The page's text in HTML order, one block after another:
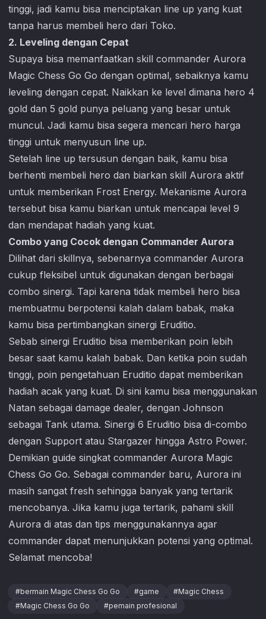
tinggi, jadi kamu bisa menciptakan line up yang kuat
tanpa harus membeli hero dari Toko.
2. Leveling dengan Cepat
Supaya bisa memanfaatkan skill commander Aurora
Magic Chess Go Go dengan optimal, sebaiknya kamu
leveling dengan cepat. Naikkan ke level dimana hero 4
gold dan 5 gold punya peluang yang besar untuk
muncul. Jadi kamu bisa segera mencari hero harga
tinggi untuk menyusun line up.
Setelah line up tersusun dengan baik, kamu bisa
berhenti membeli hero dan biarkan skill Aurora aktif
untuk memberikan Frost Energy. Mekanisme Aurora
tersebut bisa kamu biarkan untuk mencapai level 9
dan mendapat hadiah yang kuat.
Combo yang Cocok dengan Commander Aurora
Dilihat dari skillnya, sebenarnya commander Aurora
cukup fleksibel untuk digunakan dengan berbagai
combo sinergi. Tapi karena tidak membeli hero bisa
membuatmu berpotensi kalah dalam babak, maka
kamu bisa pertimbangkan sinergi Eruditio.
Sebab sinergi Eruditio bisa memberikan poin lebih
besar saat kamu kalah babak. Dan ketika poin sudah
tinggi, poin pengetahuan Eruditio dapat memberikan
hadiah acak yang kuat. Di sini kamu bisa menggunakan
Natan sebagai damage dealer, dengan Johnson
sebagai Tank utama. Sinergi 6 Eruditio bisa di-combo
dengan Support atau Stargazer hingga Astro Power.
Demikian guide singkat commander Aurora Magic
Chess Go Go. Sebagai commander baru, Aurora ini
masih sangat fresh sehingga banyak yang tertarik
mencobanya. Jika kamu juga tertarik, pahami skill
Aurora di atas dan tips menggunakannya agar
commander dapat menunjukkan potensi yang optimal.
Selamat mencoba!
#bermain Magic Chess Go Go #game #Magic Chess
#Magic Chess Go Go #pemain profesional